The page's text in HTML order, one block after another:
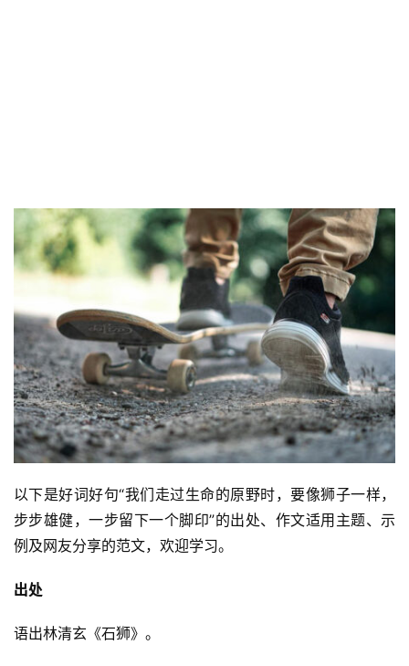
以下是好词好句“我们走过生命的原野时，要像狮子一样，
步步雄健，一步留下一个脚印”的出处、作文适用主题、示
例及网友分享的范文，欢迎学习。
出处
语出林清玄《石狮》。